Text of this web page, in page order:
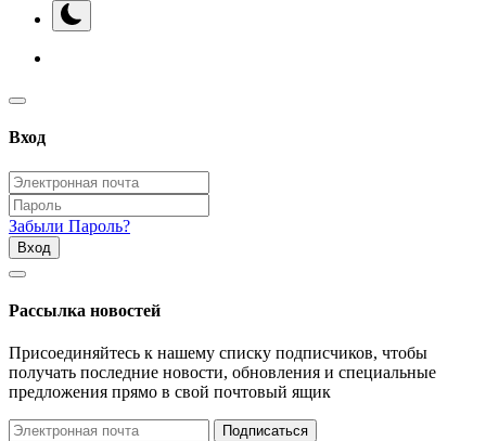
Вход
Забыли Пароль?
Вход
Рассылка новостей
Присоединяйтесь к нашему списку подписчиков, чтобы
получать последние новости, обновления и специальные
предложения прямо в свой почтовый ящик
Подписаться